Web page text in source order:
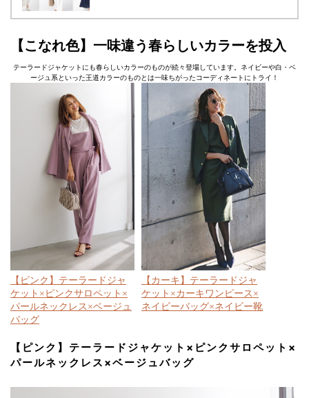
【こなれ色】一味違う春らしいカラーを投入
テーラードジャケットにも春らしいカラーのものが続々登場しています。ネイビーや白・ベ
ージュ系といった王道カラーのものとは一味ちがったコーディネートにトライ！
【ピンク】テーラードジャ
ケット×ピンクサロペット×
パールネックレス×ベージュ
バッグ
【カーキ】テーラードジャ
ケット×カーキワンピース×
ネイビーバッグ×ネイビー靴
【ピンク】テーラードジャケット×ピンクサロペット×
パールネックレス×ベージュバッグ